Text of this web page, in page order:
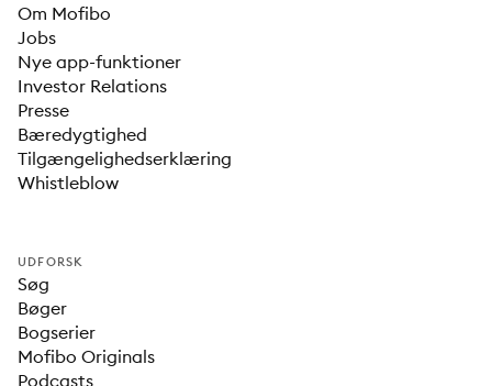
Om Mofibo
Jobs
Nye app-funktioner
Investor Relations
Presse
Bæredygtighed
Tilgængelighedserklæring
Whistleblow
UDFORSK
Søg
Bøger
Bogserier
Mofibo Originals
Podcasts